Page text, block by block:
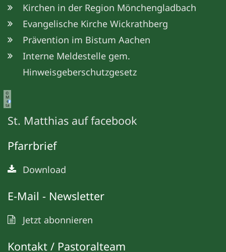
Kirchen in der Region Mönchengladbach
Evangelische Kirche Wickrathberg
Prävention im Bistum Aachen
Interne Meldestelle gem.
Hinweisgeberschutzgesetz
©
M
e
ta
St. Matthias auf facebook
Pfarrbrief
Download
E-Mail - Newsletter
Jetzt abonnieren
Kontakt / Pastoralteam